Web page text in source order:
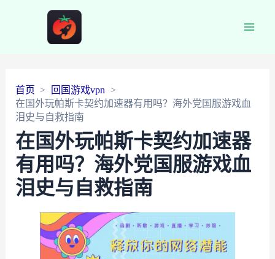
首页
回国游戏vpn
在国外玩帕斯卡契约加速器有用吗？海外党国服游戏血
泪史与自救指南
在国外玩帕斯卡契约加速器
有用吗？海外党国服游戏血
泪史与自救指南